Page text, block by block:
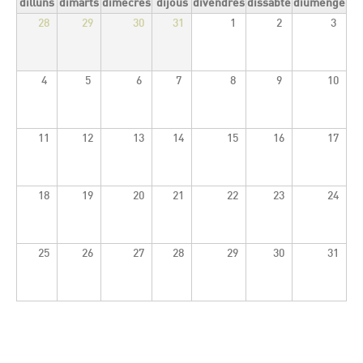
dilluns dimarts dimecres dijous divendres dissabte diumenge
28
29 30 31 1 2 3
4 5 6 7 8 9 10
11 12 13 14 15 16 17
18 19 20 21 22 23 24
25 26 27 28 29 30 31